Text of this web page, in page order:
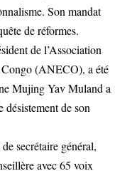
Son mandat
de réformes.
de l’Association
Congo (ANECO), a été
Mujing Yav Muland a
désistement de son
secrétaire général,
avec 65 voix